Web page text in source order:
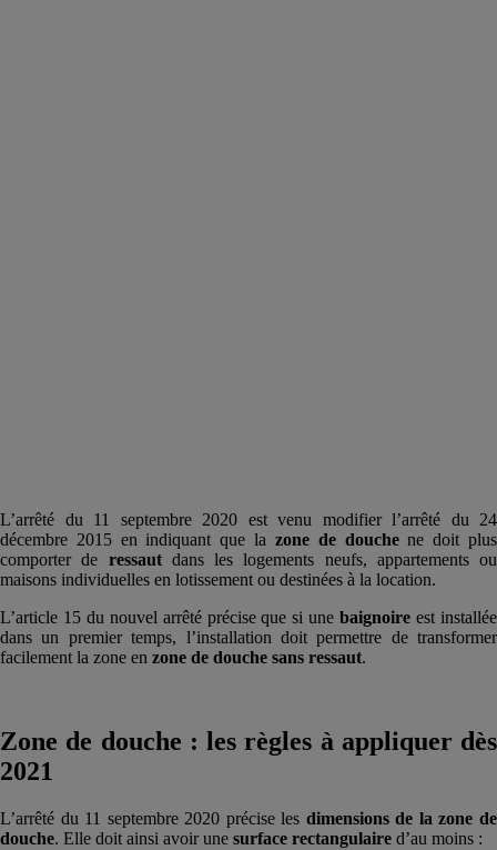
L’arrêté du 11 septembre 2020 est venu modifier l’arrêté du 24
décembre 2015 en indiquant que la zone de douchene doit plus
comporter de ressautdans les logements neufs, appartements ou
maisons individuelles en lotissement ou destinées à la location.
L’article 15 du nouvel arrêté précise que si unebaignoire est installée
dans un premier temps, l’installation doit permettre de transformer
facilement la zone en zone de douche sans ressaut.
Zone de douche : les règles à appliquer dès
2021
L’arrêté du 11 septembre 2020 précise les dimensions de la zone de
douche. Elle doit ainsi avoir une surface rectangulaire d’au moins :